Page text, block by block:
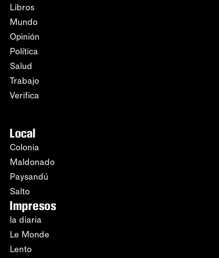
Libros
Mundo
Opinión
Política
Salud
Trabajo
Verifica
Local
Colonia
Maldonado
Paysandú
Salto
Impresos
la diaria
Le Monde
Lento